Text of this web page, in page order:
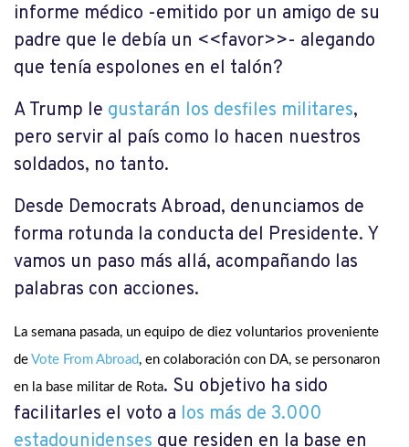
informe médico -emitido por un amigo de su
padre que le debía un <<favor>>- alegando
que tenía espolones en el talón?
A Trump le gustarán los desfiles militares,
pero servir al país como lo hacen nuestros
soldados, no tanto.
Desde Democrats Abroad, denunciamos de
forma rotunda la conducta del Presidente. Y
vamos un paso más allá, acompañando las
palabras con acciones.
La semana pasada, un equipo de diez voluntarios proveniente
de Vote From Abroad, en colaboración con DA, se personaron
en la base militar de Rota. Su objetivo ha sido
facilitarles el voto a los más de 3.000
estadounidenses que residen en la base en